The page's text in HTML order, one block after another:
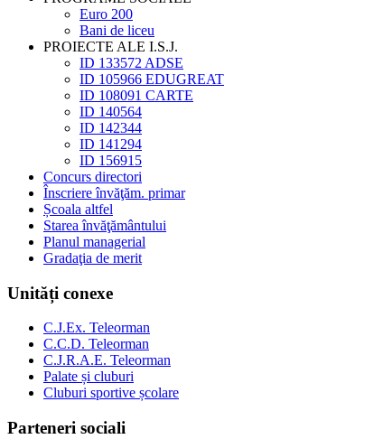
Euro 200
Bani de liceu
PROIECTE ALE I.S.J.
ID 133572 ADSE
ID 105966 EDUGREAT
ID 108091 CARTE
ID 140564
ID 142344
ID 141294
ID 156915
Concurs directori
Înscriere învăţăm. primar
Școala altfel
Starea învăţământului
Planul managerial
Gradaţia de merit
Unități conexe
C.J.Ex. Teleorman
C.C.D. Teleorman
C.J.R.A.E. Teleorman
Palate și cluburi
Cluburi sportive școlare
Parteneri sociali